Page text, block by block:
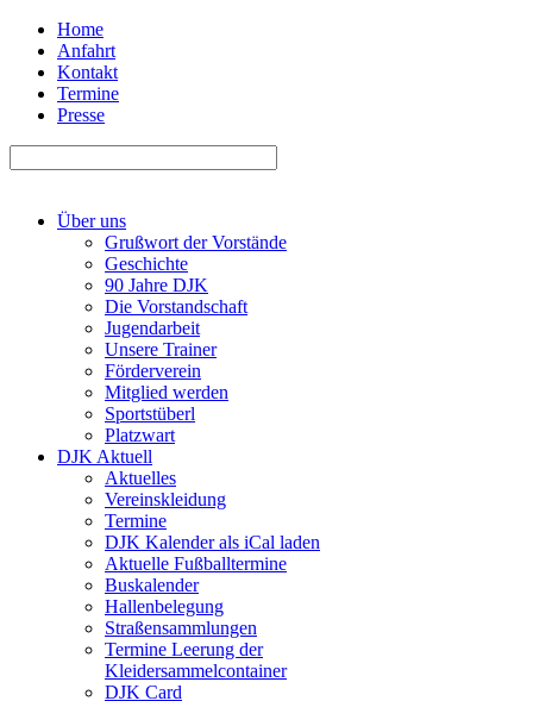
Home
Anfahrt
Kontakt
Termine
Presse
Über uns
Grußwort der Vorstände
Geschichte
90 Jahre DJK
Die Vorstandschaft
Jugendarbeit
Unsere Trainer
Förderverein
Mitglied werden
Sportstüberl
Platzwart
DJK Aktuell
Aktuelles
Vereinskleidung
Termine
DJK Kalender als iCal laden
Aktuelle Fußballtermine
Buskalender
Hallenbelegung
Straßensammlungen
Termine Leerung der
Kleidersammelcontainer
DJK Card